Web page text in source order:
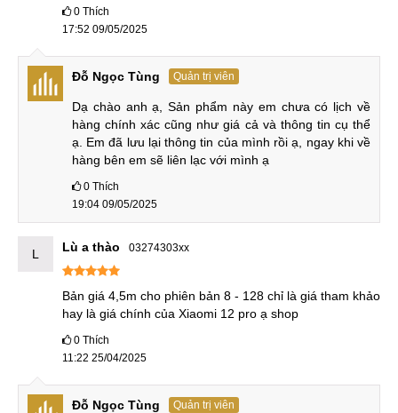
Hiện tại, bạn chỉ có thể tìm mua các sản phẩm cũ nhưng giá
lại vô cùng hấp dẫn thấp hơn 45-50% so với giá niêm yết
ban đầu. Nêu cần mua các sản phẩm mới 100% thì bạn có
thể tham khảo thêm các sản phẩm thuộc dòng Xiaomi 13
hiện đang có bán tại MobileCity.
Bảng giáđiện thoại Xiaomi13 Series mới nhất 2025:
Xiaomi 13
Xiaomi 13 Pro
Xiaomi 13 Ultra 19.450.000 ₫ 12 Tháng
Xiaomi 13T
6 Xiaomi 13T Pro Liên hệ 18 Tháng
0 Thích
17:52 09/05/2025
Đỗ Ngọc Tùng Quản trị viên
Dạ chào anh ạ, Sản phẩm này em chưa có lịch về
hàng chính xác cũng như giá cả và thông tin cụ thể
ạ. Em đã lưu lại thông tin của mình rồi ạ, ngay khi về
hàng bên em sẽ liên lạc với mình ạ
0 Thích
19:04 09/05/2025
L Lù a thào 03274303xx
Bản giá 4,5m cho phiên bản 8 - 128 chỉ là giá tham khảo
hay là giá chính của Xiaomi 12 pro ạ shop
0 Thích
11:22 25/04/2025
Đỗ Ngọc Tùng Quản trị viên